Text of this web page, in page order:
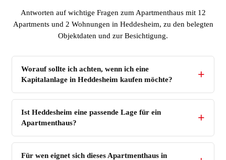
Antworten auf wichtige Fragen zum Apartmenthaus mit 12
Apartments und 2 Wohnungen in Heddesheim, zu den belegten
Objektdaten und zur Besichtigung.
Worauf sollte ich achten, wenn ich eine
Kapitalanlage in Heddesheim kaufen möchte?
Ist Heddesheim eine passende Lage für ein
Apartmenthaus?
Für wen eignet sich dieses Apartmenthaus in